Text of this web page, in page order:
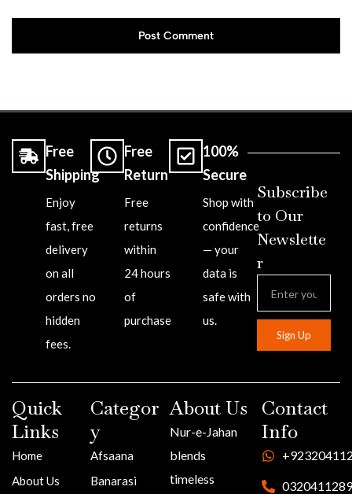
Post Comment
Free
Shipping
Enjoy
fast, free
delivery
on all
orders no
hidden
fees.
Free
Return
Free
returns
within
24 hours
of
purchase
100%
Secure
Shop with
confidence
— your
data is
safe with
us.
Subscribe
to Our
Newslette
r
Sign Up
Quick
Links
Home
About Us
Categor
y
Afsaana
Banarasi
About Us
Nur-e-Jahan
blends
timeless
Contact
Info